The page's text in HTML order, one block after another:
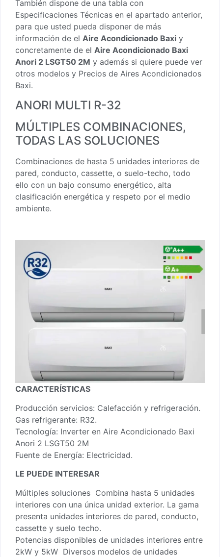
También dispone de una tabla con
Especificaciones Técnicas en el apartado anterior,
para que usted pueda disponer de más
información de el Aire Acondicionado Baxi y
concretamente de el Aire Acondicionado Baxi
Anori 2 LSGT50 2M y además si quiere puede ver
otros modelos y Precios de Aires Acondicionados
Baxi.
ANORI MULTI R-32
MÚLTIPLES COMBINACIONES,
TODAS LAS SOLUCIONES
Combinaciones de hasta 5 unidades interiores de
pared, conducto, cassette, o suelo-techo, todo
ello con un bajo consumo energético, alta
clasificación energética y respeto por el medio
ambiente.
CARACTERÍSTICAS
Producción servicios: Calefacción y refrigeración.
Gas refrigerante: R32.
Tecnología: Inverter en Aire Acondicionado Baxi
Anori 2 LSGT50 2M
Fuente de Energía: Electricidad.
LE PUEDE INTERESAR
Múltiples soluciones Combina hasta 5 unidades
interiores con una única unidad exterior. La gama
presenta unidades interiores de pared, conducto,
cassette y suelo techo.
Potencias disponibles de unidades interiores entre
2kW y 5kW Diversos modelos de unidades